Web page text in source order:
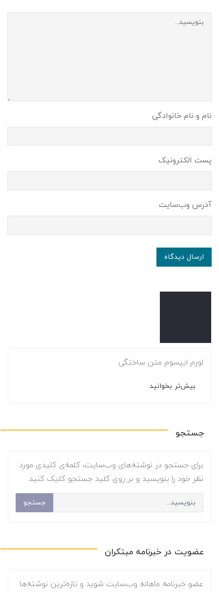
نام و نام خانوادگی
پست الکترونیک
آدرس وب‌سایت
ارسال دیدگاه
لورم ایپسوم متن ساختگی
بیش‌تر بخوانید
جستجو
برای جستجو در نوشته‌های وب‌سایت، کلمه‌ی کلیدی مورد
نظر خود را بنویسید و بر روی کلید جستجو کلیک کنید.
جستجو
عضویت در خبرنامه مبتکران
عضو خبرنامه ماهانه وب‌سایت شوید و تازه‌ترین نوشته‌ها